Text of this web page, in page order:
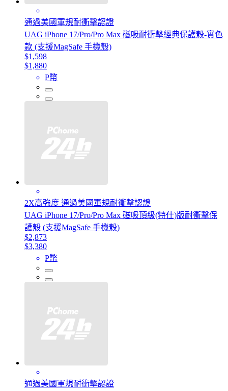
通過美國軍規耐衝擊認證
UAG iPhone 17/Pro/Pro Max 磁吸耐衝擊經典保護殼-實色
款 (支援MagSafe 手機殼)
$1,598
$1,880
P幣
2X高強度 通過美國軍規耐衝擊認證
UAG iPhone 17/Pro/Pro Max 磁吸頂級(特仕)版耐衝擊保
護殼 (支援MagSafe 手機殼)
$2,873
$3,380
P幣
通過美國軍規耐衝擊認證